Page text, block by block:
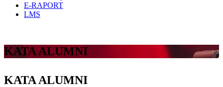
E-RAPORT
LMS
KATA ALUMNI
KATA ALUMNI